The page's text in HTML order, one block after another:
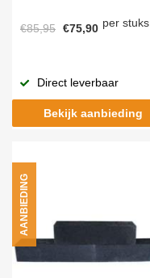
€85,95 €75,90 per stuks
Direct leverbaar
Bekijk aanbieding
AANBIEDING